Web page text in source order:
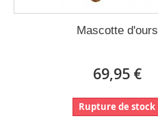
Mascotte d'ours
69,95 €
Rupture de stock